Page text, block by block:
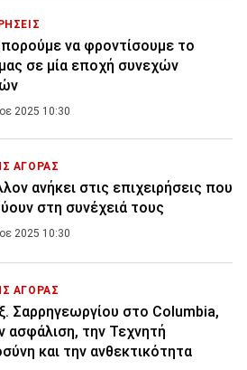
να φροντίσουμε το
σε μία εποχή συνεχών
2025 10:30
ΑΓΟΡΑΣ
ανήκει στις επιχειρήσεις που
στη συνέχειά τους
2025 10:30
ΑΓΟΡΑΣ
Σαρρηγεωργίου στο Columbia,
ασφάλιση, την Τεχνητή
και την ανθεκτικότητα